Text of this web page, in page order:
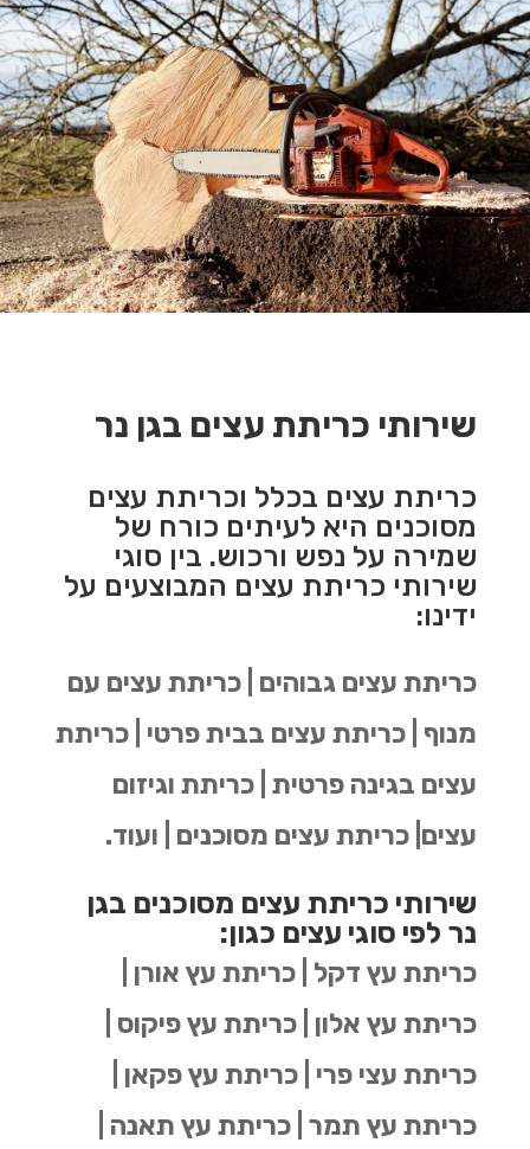
שירותי כריתת עצים בגן נר
כריתת עצים בכלל וכריתת עצים
מסוכנים היא לעיתים כורח של
שמירה על נפש ורכוש. בין סוגי
שירותי כריתת עצים המבוצעים על
ידינו:
כריתת עצים גבוהים | כריתת עצים עם
מנוף | כריתת עצים בבית פרטי | כריתת
עצים בגינה פרטית | כריתת וגיזום
עצים| כריתת עצים מסוכנים | ועוד.
שירותי כריתת עצים מסוכנים בגן
נר לפי סוגי עצים כגון:
כריתת עץ דקל | כריתת עץ אורן |
כריתת עץ אלון | כריתת עץ פיקוס |
כריתת עצי פרי | כריתת עץ פקאן |
כריתת עץ תמר | כריתת עץ תאנה |